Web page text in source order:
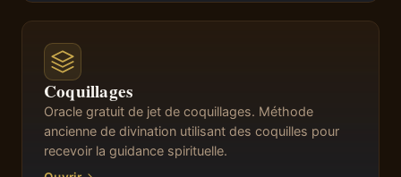
Coquillages
Oracle gratuit de jet de coquillages. Méthode
ancienne de divination utilisant des coquilles pour
recevoir la guidance spirituelle.